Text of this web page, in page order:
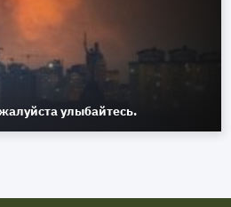
улыбайтесь.